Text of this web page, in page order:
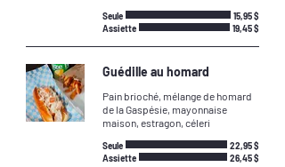
Seule
15,95 $
Assiette
19,45 $
Guédille au homard
Pain brioché, mélange de homard
de la Gaspésie, mayonnaise
maison, estragon, céleri
Seule
22,95 $
Assiette
26,45 $